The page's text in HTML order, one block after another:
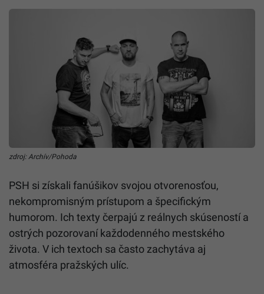
zdroj: Archív/Pohoda
PSH si získali fanúšikov svojou otvorenosťou,
nekompromisným prístupom a špecifickým
humorom. Ich texty čerpajú z reálnych skúseností a
ostrých pozorovaní každodenného mestského
života. V ich textoch sa často zachytáva aj
atmosféra pražských ulíc.